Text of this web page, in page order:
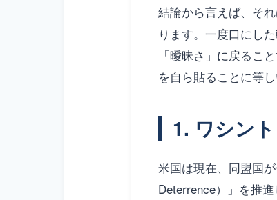
結論から言えば、そ
ります。一度口にし
「曖昧さ」に戻るこ
を自ら貼ることに等し
1. ワシン
米国は現在、同盟国
Deterrence）」を推